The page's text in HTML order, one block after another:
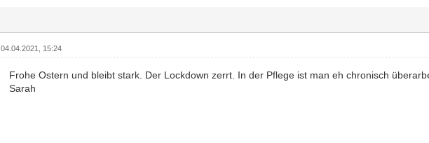
04.04.2021, 15:24
Frohe Ostern und bleibt stark. Der Lockdown zerrt. In der Pflege ist man eh chronisch
Sarah